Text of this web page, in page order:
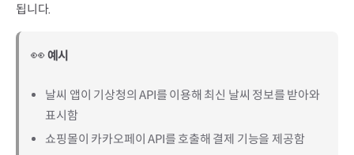
됩니다.
👀 예시
날씨 앱이 기상청의 API를 이용해 최신 날씨 정보를 받아와
표시함
쇼핑몰이 카카오페이 API를 호출해 결제 기능을 제공함